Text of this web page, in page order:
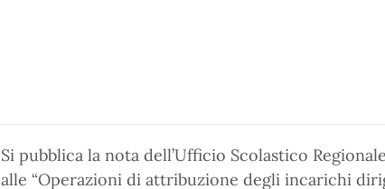
Si pubblica la nota dell’Ufficio Scolastico
alle “Operazioni di attribuzione degli incarichi